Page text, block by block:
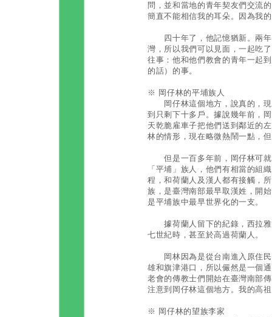
問，並和當地的青年契友們交流
簡直不能相信我的耳朵。因為我
四十年了，他記憶猶新。兩年
灣，所以我們可以見面，一起吃
往事：他和他們教會的青年一起
的話）的事。
※ 岡仔林的平埔族人
岡仔林這個地方，說真的，現
到只剩下十多戶。據說幾年前，
天乾脆雇車子把他們送到鄰近的
林的情形，現在略微熱鬧一點，
但是一百多年前，岡仔林可就
「平埔」族人，他們有相當的組
程，和荷蘭人及漢人都有接觸，
族，是臺灣南部最早取漢姓，開
是平埔族中最早世界化的一支。
據荷蘭人留下的紀錄，西拉雅
七世紀時，甚至於高過荷蘭人。
岡林因為是從台南進入原住民
雄和旗津港口，所以儼然是一個
老會的傳教士們開始在臺灣南部
注意到岡仔林這個地方。我的高
※ 岡仔林的望族李家